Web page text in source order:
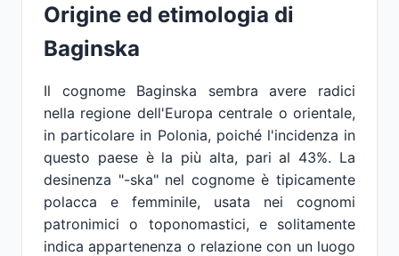
Origine ed etimologia di
Baginska
Il cognome Baginska sembra avere radici
nella regione dell'Europa centrale o orientale,
in particolare in Polonia, poiché l'incidenza in
questo paese è la più alta, pari al 43%. La
desinenza "-ska" nel cognome è tipicamente
polacca e femminile, usata nei cognomi
patronimici o toponomastici, e solitamente
indica appartenenza o relazione con un luogo